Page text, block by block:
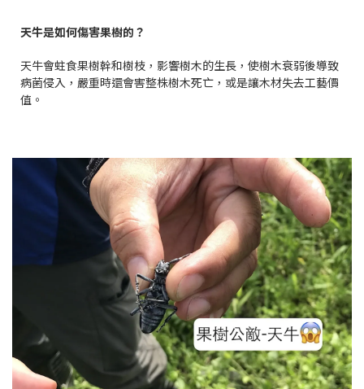
天牛是如何傷害果樹的？
天牛會蛀食果樹幹和樹枝，影響樹木的生長，使樹木衰弱後導致
病菌侵入，嚴重時還會害整株樹木死亡，或是讓木材失去工藝價
值。